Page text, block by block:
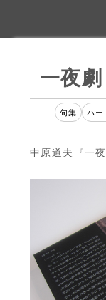
一夜劇
句集 ハー
中原道夫『一